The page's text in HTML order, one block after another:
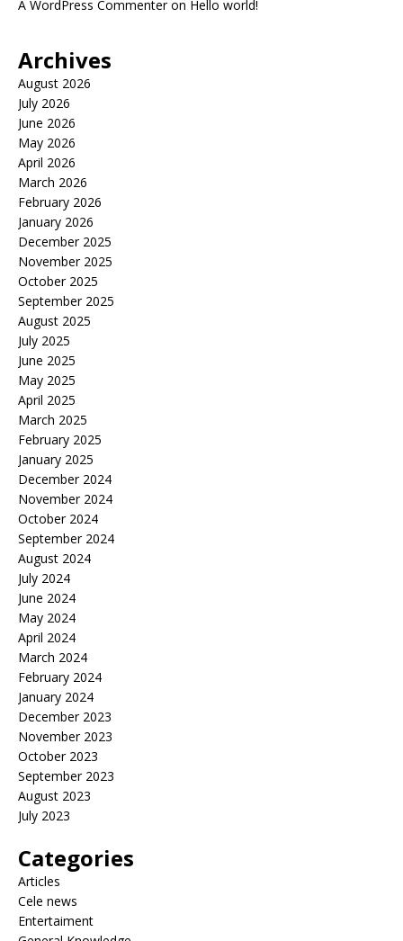
A WordPress Commenteron Hello world!
Archives
August 2026
July 2026
June 2026
May 2026
April 2026
March 2026
February 2026
January 2026
December 2025
November 2025
October 2025
September 2025
August 2025
July 2025
June 2025
May 2025
April 2025
March 2025
February 2025
January 2025
December 2024
November 2024
October 2024
September 2024
August 2024
July 2024
June 2024
May 2024
April 2024
March 2024
February 2024
January 2024
December 2023
November 2023
October 2023
September 2023
August 2023
July 2023
Categories
Articles
Cele news
Entertaiment